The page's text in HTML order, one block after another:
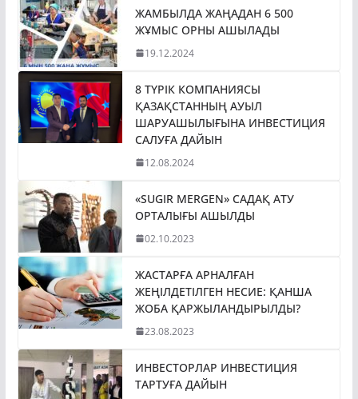
ЖАМБЫЛДА ЖАҢАДАН 6 500
ЖҰМЫС ОРНЫ АШЫЛАДЫ
19.12.2024
8 ТҮРІК КОМПАНИЯСЫ
ҚАЗАҚСТАННЫҢ АУЫЛ
ШАРУАШЫЛЫҒЫНА ИНВЕСТИЦИЯ
САЛУҒА ДАЙЫН
12.08.2024
«SUGIR MERGEN» САДАҚ АТУ
ОРТАЛЫҒЫ АШЫЛДЫ
02.10.2023
ЖАСТАРҒА АРНАЛҒАН
ЖЕҢІЛДЕТІЛГЕН НЕСИЕ: ҚАНША
ЖОБА ҚАРЖЫЛАНДЫРЫЛДЫ?
23.08.2023
ИНВЕСТОРЛАР ИНВЕСТИЦИЯ
ТАРТУҒА ДАЙЫН